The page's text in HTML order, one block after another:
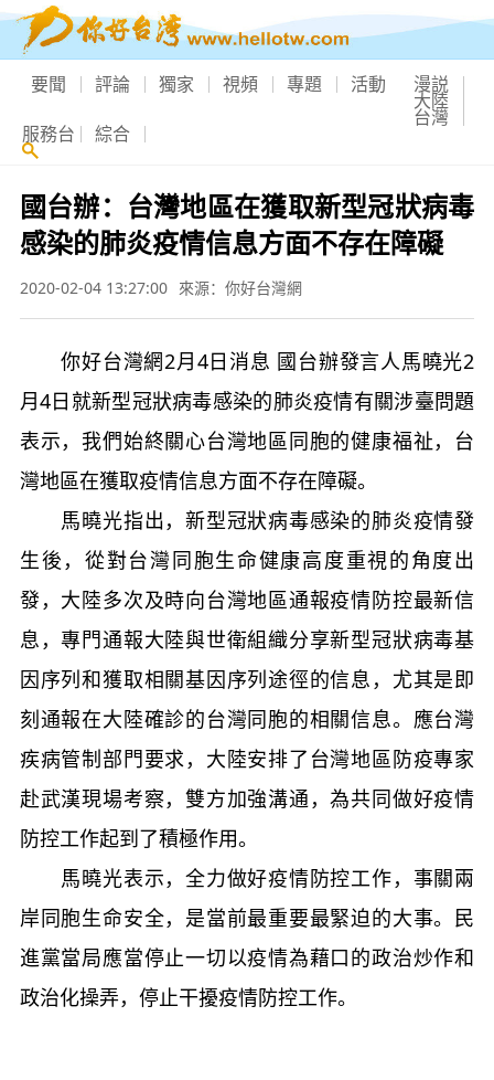
要聞 評論 獨家 視頻 專題 活動 漫説
大陸
台灣
服務台 綜合
國台辦：台灣地區在獲取新型冠狀病毒
感染的肺炎疫情信息方面不存在障礙
2020-02-04 13:27:00 來源：你好台灣網
你好台灣網2月4日消息 國台辦發言人馬曉光2
月4日就新型冠狀病毒感染的肺炎疫情有關涉臺問題
表示，我們始終關心台灣地區同胞的健康福祉，台
灣地區在獲取疫情信息方面不存在障礙。
馬曉光指出，新型冠狀病毒感染的肺炎疫情發
生後，從對台灣同胞生命健康高度重視的角度出
發，大陸多次及時向台灣地區通報疫情防控最新信
息，專門通報大陸與世衛組織分享新型冠狀病毒基
因序列和獲取相關基因序列途徑的信息，尤其是即
刻通報在大陸確診的台灣同胞的相關信息。應台灣
疾病管制部門要求，大陸安排了台灣地區防疫專家
赴武漢現場考察，雙方加強溝通，為共同做好疫情
防控工作起到了積極作用。
馬曉光表示，全力做好疫情防控工作，事關兩
岸同胞生命安全，是當前最重要最緊迫的大事。民
進黨當局應當停止一切以疫情為藉口的政治炒作和
政治化操弄，停止干擾疫情防控工作。